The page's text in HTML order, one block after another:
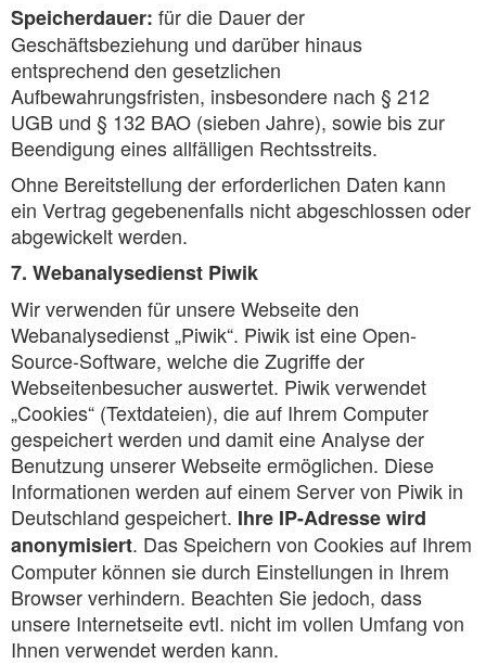
Speicherdauer: für die Dauer der
Geschäftsbeziehung und darüber hinaus
entsprechend den gesetzlichen
Aufbewahrungsfristen, insbesondere nach § 212
UGB und § 132 BAO (sieben Jahre), sowie bis zur
Beendigung eines allfälligen Rechtsstreits.
Ohne Bereitstellung der erforderlichen Daten kann
ein Vertrag gegebenenfalls nicht abgeschlossen oder
abgewickelt werden.
7. Webanalysedienst Piwik
Wir verwenden für unsere Webseite den
Webanalysedienst „Piwik“. Piwik ist eine Open-
Source-Software, welche die Zugriffe der
Webseitenbesucher auswertet. Piwik verwendet
„Cookies“ (Textdateien), die auf Ihrem Computer
gespeichert werden und damit eine Analyse der
Benutzung unserer Webseite ermöglichen. Diese
Informationen werden auf einem Server von Piwik in
Deutschland gespeichert. Ihre IP-Adresse wird
anonymisiert. Das Speichern von Cookies auf Ihrem
Computer können sie durch Einstellungen in Ihrem
Browser verhindern. Beachten Sie jedoch, dass
unsere Internetseite evtl. nicht im vollen Umfang von
Ihnen verwendet werden kann.